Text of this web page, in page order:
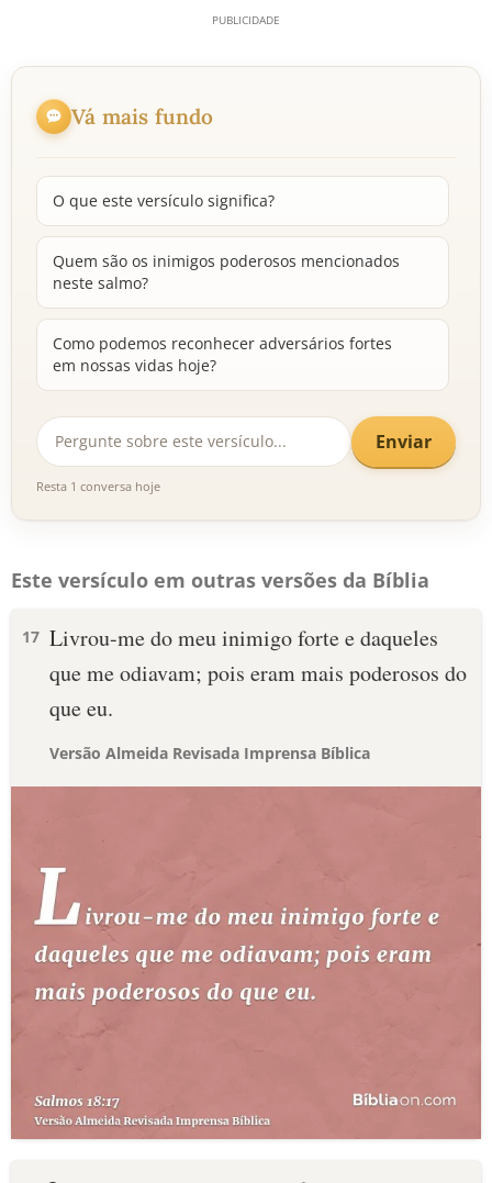
Vá mais fundo
O que este versículo significa?
Quem são os inimigos poderosos mencionados
neste salmo?
Como podemos reconhecer adversários fortes
em nossas vidas hoje?
Enviar
Resta 1 conversa hoje
Este versículo em outras versões da Bíblia
17 Livrou-me do meu inimigo forte e daqueles
que me odiavam; pois eram mais poderosos do
que eu.
Versão Almeida Revisada Imprensa Bíblica